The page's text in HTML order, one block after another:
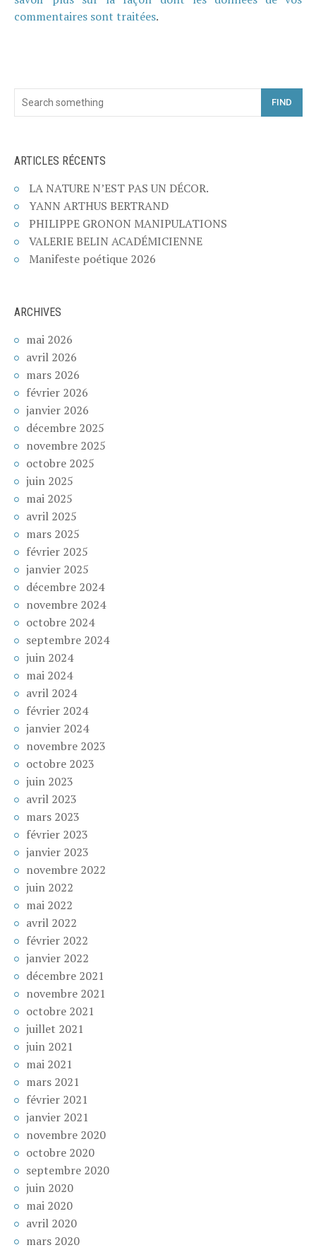
commentaires sont traitées.
FIND
ARTICLES RÉCENTS
LA NATURE N’EST PAS UN DÉCOR.
YANN ARTHUS BERTRAND
PHILIPPE GRONON MANIPULATIONS
VALERIE BELIN ACADÉMICIENNE
Manifeste poétique 2026
ARCHIVES
mai 2026
avril 2026
mars 2026
février 2026
janvier 2026
décembre 2025
novembre 2025
octobre 2025
juin 2025
mai 2025
avril 2025
mars 2025
février 2025
janvier 2025
décembre 2024
novembre 2024
octobre 2024
septembre 2024
juin 2024
mai 2024
avril 2024
février 2024
janvier 2024
novembre 2023
octobre 2023
juin 2023
avril 2023
mars 2023
février 2023
janvier 2023
novembre 2022
juin 2022
mai 2022
avril 2022
février 2022
janvier 2022
décembre 2021
novembre 2021
octobre 2021
juillet 2021
juin 2021
mai 2021
mars 2021
février 2021
janvier 2021
novembre 2020
octobre 2020
septembre 2020
juin 2020
mai 2020
avril 2020
mars 2020